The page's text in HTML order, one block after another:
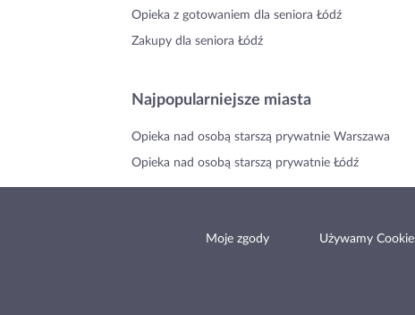
Opieka z gotowaniem dla seniora Łódź
Zakupy dla seniora Łódź
Najpopularniejsze miasta
Opieka nad osobą starszą prywatnie Warszawa
Opieka nad osobą starszą prywatnie Łódź
Moje zgody Używamy